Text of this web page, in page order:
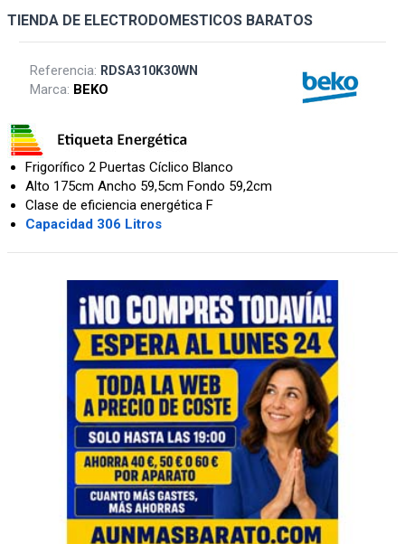
TIENDA DE ELECTRODOMESTICOS BARATOS
Referencia: RDSA310K30WN
Marca: BEKO
Frigorífico 2 Puertas Cíclico Blanco
Alto 175cm Ancho 59,5cm Fondo 59,2cm
Clase de eficiencia energética F
Capacidad 306 Litros